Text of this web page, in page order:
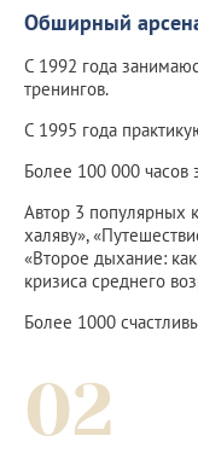
Обширный
С 1992 года
тренингов.
С 1995 года
Более 100 000 часов
Автор 3 популярных
халяву»,
«Второе дыхание:
кризиса среднего
Более 1000
02